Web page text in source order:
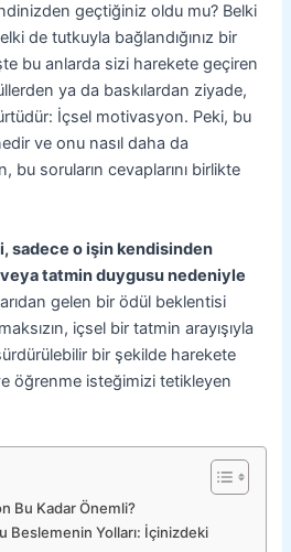
geçtiğiniz oldu mu? Belki
de tutkuyla bağlandığınız bir
bu anlarda sizi harekete geçiren
ya da baskılardan ziyade,
İçsel motivasyon. Peki, bu
ve onu nasıl daha da
bu soruların cevaplarını birlikte
sadece o işin kendisinden
tatmin duygusu nedeniyle
gelen bir ödül beklentisi
içsel bir tatmin arayışıyla
bir şekilde harekete
ve öğrenme isteğimizi tetikleyen
Bu Kadar Önemli?
Beslemenin Yolları: İçinizdeki